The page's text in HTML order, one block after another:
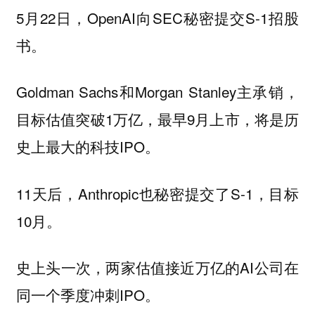
5月22日，OpenAI向SEC秘密提交S-1招股
书。
Goldman Sachs和Morgan Stanley主承销，
目标估值突破1万亿，最早9月上市，将是历
史上最大的科技IPO。
11天后，Anthropic也秘密提交了S-1，目标
10月。
史上头一次，两家估值接近万亿的AI公司在
同一个季度冲刺IPO。